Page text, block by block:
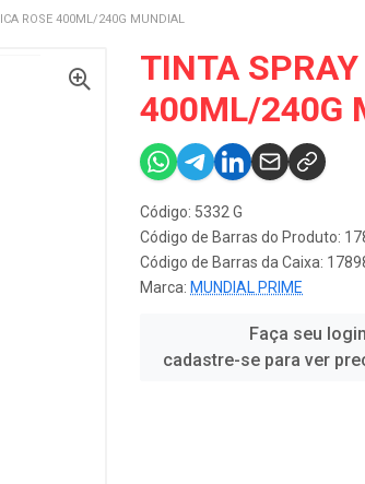
ROSE 400ML/240G MUNDIAL
TINTA
400ML/240G
Código: 5332 G
Código de Barras do Produto:
Código de Barras da Caixa:
Marca: MUNDIAL PRIME
Faça seu
cadastre-se para ver